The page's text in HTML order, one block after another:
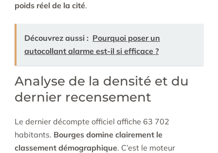
poids réel de la cité.
Découvrez aussi : Pourquoi poser un
autocollant alarme est-il si efficace ?
Analyse de la densité et du
dernier recensement
Le dernier décompte officiel affiche 63 702
habitants. Bourges domine clairement le
classement démographique. C’est le moteur